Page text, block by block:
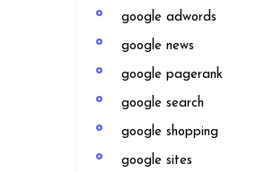
google adwords
google news
google pagerank
google search
google shopping
google sites